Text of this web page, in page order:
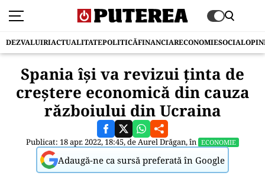
DEZVALUIRIACTUALITATEPOLITICĂFINANCIARECONOMIESOCIAL
Spania își va revizui ținta de
creștere economică din cauza
războiului din Ucraina
Publicat: 18 apr. 2022, 18:45, deAurel Drăgan, în ECONOMIE
Adaugă-ne ca sursă preferată în Google